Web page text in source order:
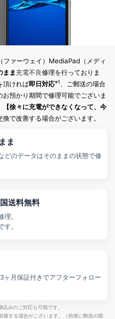
ファーウェイ）MediaPad（メディ
まま充電不良修理を行っておりま
頂ければ即日対応※1
、ご郵送の場合
お預かり期間で修理可能でございま
【徐々に充電ができなくなって、今
で改善する場合がございます。
ま
どのデータはそのままの状態で修
送料無料
。
。
ヶ月保証付きでアフターフォロー
みのご対応も可能です。
する場合がございます。（前後に郵送の期